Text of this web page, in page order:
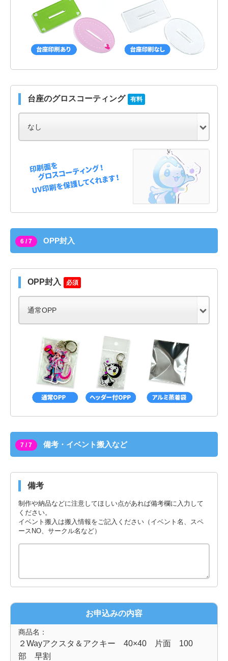
台座のグロスコーティング 有料
6 / 7 OPP封入
OPP封入 必須
7 / 7 備考・イベント搬入など
備考
制作や納品などに注意してほしい点があれば備考欄に入力して
ください。
イベント搬入は搬入情報をご記入ください（イベント名、スペ
ースNO、サークル名など）
お申込みの内容
商品名：
２Wayアクスタ＆アクキー 40×40 片面 100
部 早割